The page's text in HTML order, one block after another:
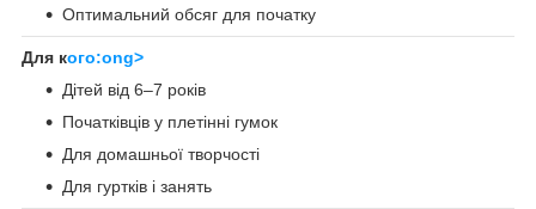
Оптимальний обсяг для початку
Для кого:ong>
Дітей від 6–7 років
Початківців у плетінні гумок
Для домашньої творчості
Для гуртків і занять